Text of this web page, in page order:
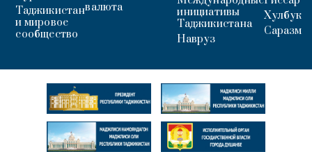
Таджикистан
и мировое
сообщество
валюта
инициативы
Таджикистана
Навруз
Хулбук
Саразм